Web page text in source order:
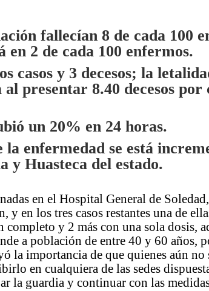
fallecían 8 de cada 100
en 2 de cada 100 enfermos.
casos y 3 decesos; la
presentar 8.40 decesos por
un 20% en 24 horas.
enfermedad se está
y Huasteca del estado.
en el Hospital General de
y en los tres casos restantes una de
completo y 2 más con una sola dosis,
a población de entre 40 y 60 años,
la importancia de que quienes aún no
en cualquiera de las sedes
la guardia y continuar con las